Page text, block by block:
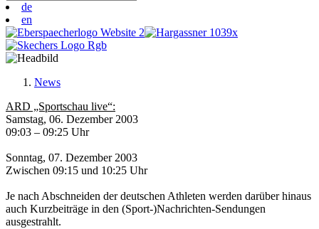
de
en
News
ARD „Sportschau live“:
Samstag, 06. Dezember 2003
09:03 – 09:25 Uhr
Sonntag, 07. Dezember 2003
Zwischen 09:15 und 10:25 Uhr
Je nach Abschneiden der deutschen Athleten werden darüber hinaus
auch Kurzbeiträge in den (Sport-)Nachrichten-Sendungen
ausgestrahlt.